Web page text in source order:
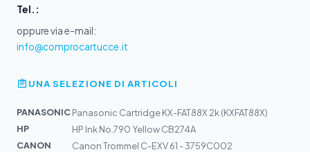
Tel.:
oppure via e-mail:
info@comprocartucce.it
UNA SELEZIONE DI ARTICOLI
PANASONICPanasonic Cartridge KX-FAT88X 2k (KXFAT88X)
HP
HP Ink No.790 Yellow CB274A
CANON
Canon Trommel C-EXV 61 - 3759C002